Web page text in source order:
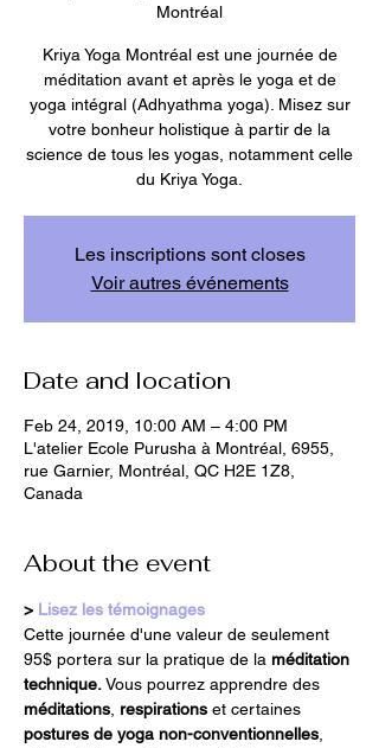
Montréal
Kriya Yoga Montréal est une journée de
méditation avant et après le yoga et de
yoga intégral (Adhyathma yoga). Misez sur
votre bonheur holistique à partir de la
science de tous les yogas, notamment celle
du Kriya Yoga.
Les inscriptions sont closes
Voir autres événements
Date and location
Feb 24, 2019, 10:00 AM – 4:00 PM
L'atelier Ecole Purusha à Montréal, 6955,
rue Garnier, Montréal, QC H2E 1Z8,
Canada
About the event
> Lisez les témoignages
Cette journée d'une valeur de seulement
95$ portera sur la pratique de la méditation
technique. Vous pourrez apprendre des
méditations respirations et certaines
postures de yoga non-conventionnelles